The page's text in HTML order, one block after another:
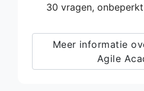
30 vragen,
Meer informatie
Agile